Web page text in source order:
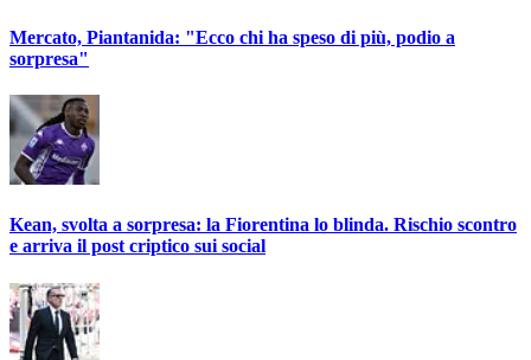
Mercato, Piantanida: "Ecco chi ha speso di più, podio a
sorpresa"
Kean, svolta a sorpresa: la Fiorentina lo blinda. Rischio scontro
e arriva il post criptico sui social